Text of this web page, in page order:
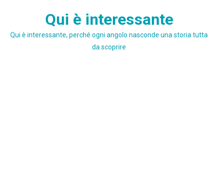
Qui è interessante
Qui è interessante, perché ogni angolo nasconde una storia tutta
da scoprire